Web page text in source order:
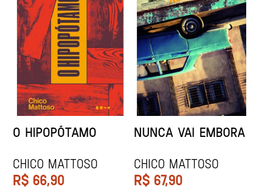
O HIPOPÓTAMO
CHICO MATTOSO
R$ 66,90
NUNCA VAI EMBORA
CHICO MATTOSO
R$ 67,90